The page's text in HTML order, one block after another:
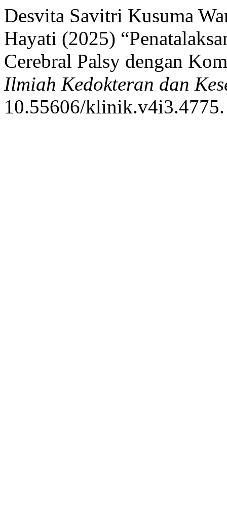
Desvita Savitri Kusuma
Hayati (2025)
Cerebral Palsy dengan
Ilmiah Kedokteran dan
10.55606/klinik.v4i3.4775.